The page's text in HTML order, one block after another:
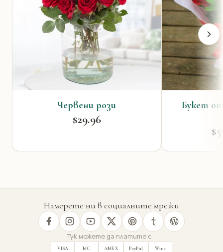
Червени рози
$29.96
Букет
Намерете ни в социалните мрежи
Тук можете да платите с:
VISA MC AMEX PayPal Wire